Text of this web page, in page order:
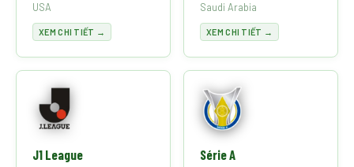
USA
XEM CHI TIẾT →
Saudi Arabia
XEM CHI TIẾT →
J1 League Série A